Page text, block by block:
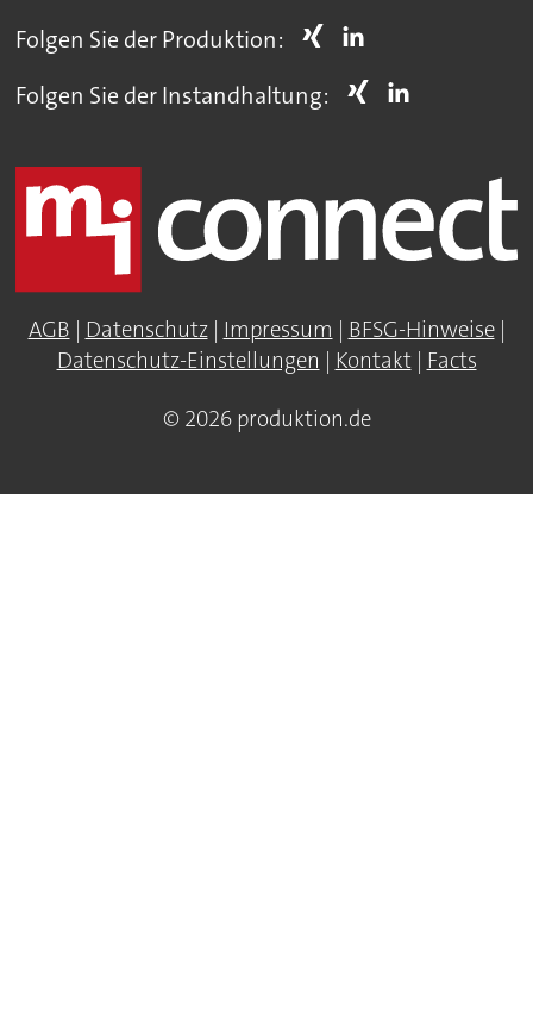
Folgen Sie der Produktion:
Folgen Sie der Instandhaltung:
AGB | Datenschutz| Impressum | BFSG-Hinweise|
Datenschutz-Einstellungen | Kontakt| Facts
© 2026 produktion.de